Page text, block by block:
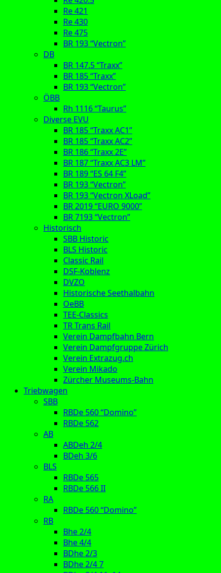
Re 421
Re 430
Re 475
BR 193 “Vectron”
DB
BR 147.5 “Traxx”
BR 185 “Traxx”
BR 193 “Vectron”
ÖBB
Rh 1116 “Taurus”
Diverse EVU
BR 185 “Traxx AC1”
BR 185 “Traxx AC2”
BR 186 “Traxx 2E”
BR 187 “Traxx AC3 LM”
BR 189 “ES 64 F4”
BR 193 “Vectron”
BR 193 “Vectron XLoad”
BR 2019 “EURO 9000”
BR 7193 “Vectron”
Historisch
SBB Historic
BLS Historic
Classic Rail
DSF-Koblenz
DVZO
Historische Seethalbahn
OeBB
TEE-Classics
TR Trans Rail
Verein Dampfbahn Bern
Verein Dampfgruppe Zürich
Verein Extrazug.ch
Verein Mikado
Zürcher Museums-Bahn
Triebwagen
SBB
RBDe 560 “Domino”
RBDe 562
AB
ABDeh 2/4
BDeh 3/6
BLS
RBDe 565
RBDe 566 II
RA
RBDe 560 “Domino”
RB
Bhe 2/4
Bhe 4/4
BDhe 2/3
BDhe 2/4 7